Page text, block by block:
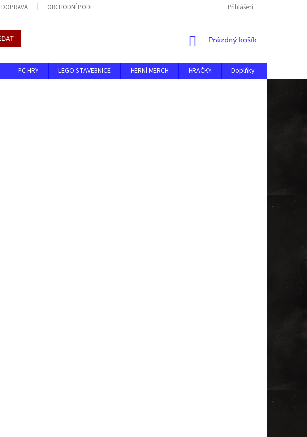
OBCHODNÍ PODMÍNKY AKTUALITYPřihlášení
NÁKUPNÍ
Prázdný košík
PC HRY LEGO STAVEBNICE HERNÍ MERCH HRAČKY Doplňky